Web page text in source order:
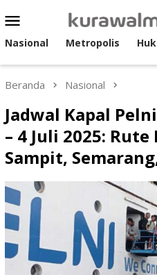
ke
konten
Menu
Mobile
Nasional Metropolis
Beranda Nasional
Jadwal Kapal
– 4 Juli 2025:
Sampit,